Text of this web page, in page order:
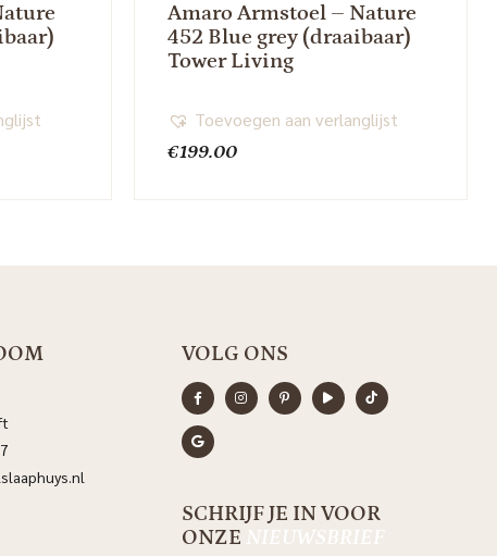
Amaro Armstoel – Nature
452 Blue grey (draaibaar)
Tower Living
€199.00
Toevoegen aan verlanglijst
VOLG ONS
SCHRIJF JE IN VOOR
ONZE NIEUWSBRIEF